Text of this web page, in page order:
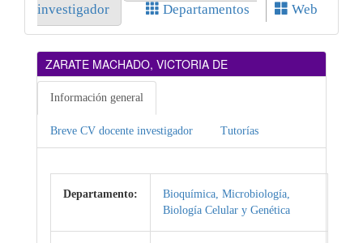
investigador
Departamentos Web
ZARATE MACHADO, VICTORIA DE
Información general
Breve CV docente investigador Tutorías
Departamento:
Bioquímica, Microbiología,
Biología Celular y Genética